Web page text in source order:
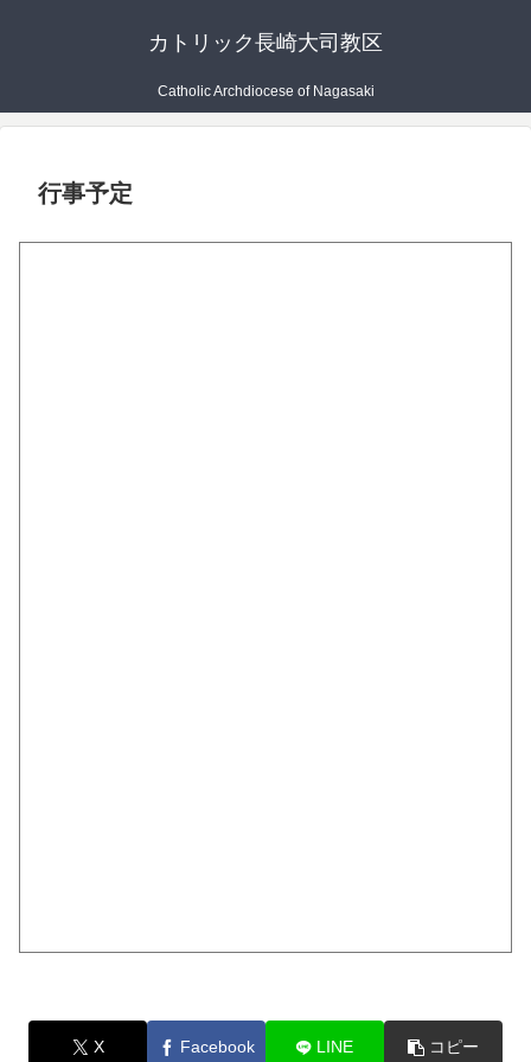
カトリック長崎大司教区
Catholic Archdiocese of Nagasaki
行事予定
X Facebook LINE コピー